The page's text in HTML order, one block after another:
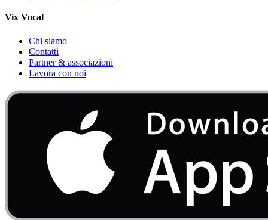
Vix Vocal
Chi siamo
Contatti
Partner & associazioni
Lavora con noi